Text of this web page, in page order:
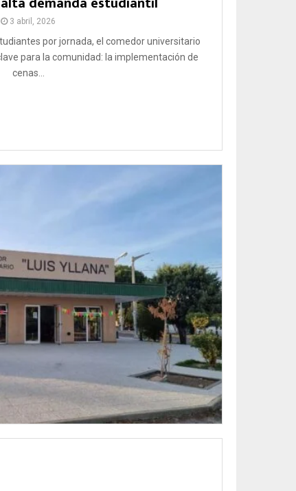
3 abril, 2026
por jornada, el comedor universitario
para la comunidad: la implementación de
cenas...